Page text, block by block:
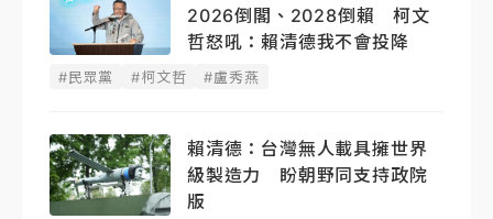
2026倒閣、2028倒賴 柯文
哲怒吼：賴清德我不會投降
#民眾黨 #柯文哲 #盧秀燕
賴清德：台灣無人載具擁世界
級製造力 盼朝野同支持政院
版